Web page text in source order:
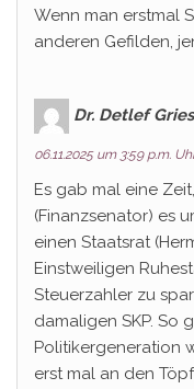
Wenn man erstmal
anderen Gefilden,
Dr. Detlef
06.11.2025 um 3:59 p.m.
Es gab mal eine
(Finanzsenator) es
einen Staatsrat
Einstweiligen
Steuerzahler zu
damaligen SKP. So
Politikergeneration
erst mal an den